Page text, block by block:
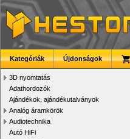
Kategóriák Újdonságok
3D nyomtatás
Adathordozók
Ajándékok, ajándékutalványok
Analóg áramkörök
Audiotechnika
Autó HiFi